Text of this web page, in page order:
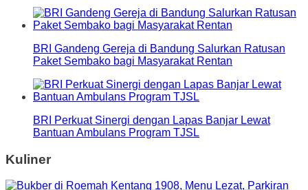
BRI Gandeng Gereja di Bandung Salurkan Ratusan
Paket Sembako bagi Masyarakat Rentan
BRI Perkuat Sinergi dengan Lapas Banjar Lewat
Bantuan Ambulans Program TJSL
Kuliner